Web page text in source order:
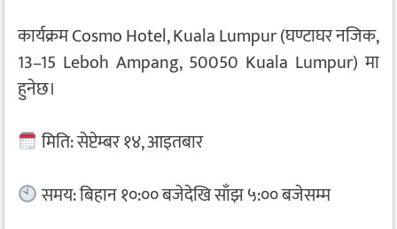
कार्यक्रम Cosmo Hotel, Kuala Lumpur (घण्टाघर नजिक,
13–15 Leboh Ampang, 50050 Kuala Lumpur) मा
हुनेछ।
मिति: सेप्टेम्बर १४, आइतबार
समय: बिहान १०:०० बजेदेखि साँझ ५:०० बजेसम्म